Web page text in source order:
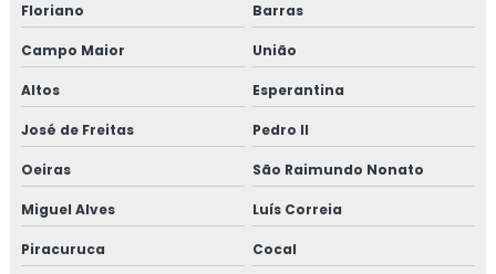
Floriano Barras
Campo Maior União
Altos Esperantina
José de Freitas Pedro II
Oeiras São Raimundo Nonato
Miguel Alves Luís Correia
Piracuruca Cocal